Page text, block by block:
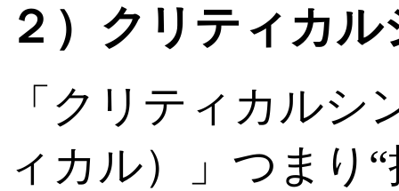
２）クリティカ
「クリティカル
ィカル）」つまり